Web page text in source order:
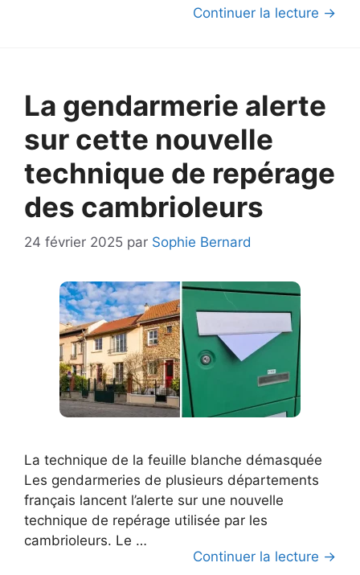
Continuer la lecture →
La gendarmerie alerte
sur cette nouvelle
technique de repérage
des cambrioleurs
24 février 2025 par Sophie Bernard
La technique de la feuille blanche démasquée
Les gendarmeries de plusieurs départements
français lancent l’alerte sur une nouvelle
technique de repérage utilisée par les
cambrioleurs. Le …
Continuer la lecture →